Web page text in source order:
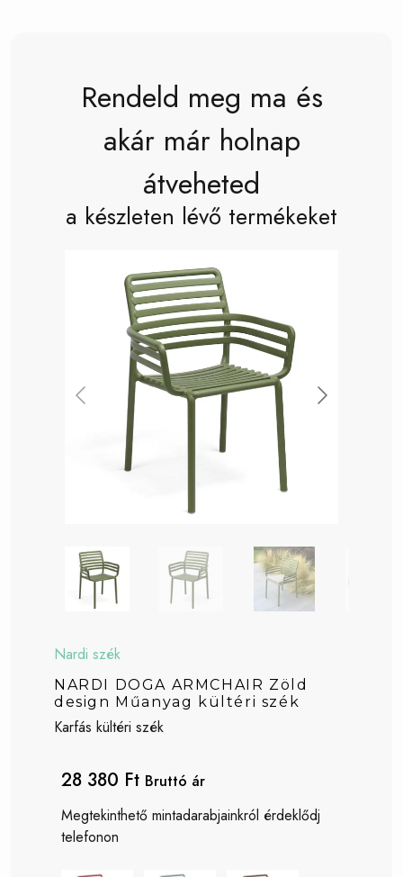
Rendeld meg ma és
akár már holnap
átveheted
a készleten lévő termékeket
Nardi szék
NARDI DOGA ARMCHAIR Zöld
design Műanyag kültéri szék
Karfás kültéri szék
28 380 Ft Bruttó ár
Megtekinthető mintadarabjainkról érdeklődj
telefonon